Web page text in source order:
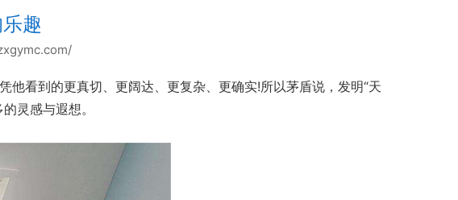
趣
看到的更真切、更阔达、更复杂、更确实!所以茅盾说，发明“天
灵感与遐想。